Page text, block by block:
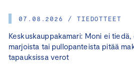
07.08.2026 / TIEDOTTEET
Keskuskauppakamari: Moni ei
marjoista tai pullopanteista pitää
tapauksissa verot